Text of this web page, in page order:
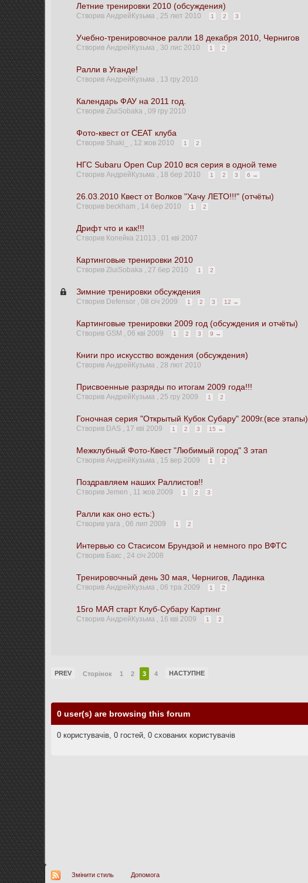
Летние тренировки 2010 (обсуждения)
Створив АндрейКузьма , 25 лют 2010 1 2 3
Учебно-тренировочное ралли 18 декабря 2010, Чернигов
Створив АндрейКузьма , 30 лис 2010 1 2
Ралли в Уганде!
Створив АндрейКузьма , 13 гру 2010
Календарь ФАУ на 2011 год.
Створив ZluiSobaka ,09 гру 2010
Фото-квест от СЕАТ клуба
Створив Shaki_ , 12 жов 2010 1 2
НГС Subaru Open Cup 2010 вся серия в одной теме
Створив АндрейКузьма , 18 бер 2010 1 2 3 6 →
26.03.2010 Квест от Волков "Хачу ЛЕТО!!!" (отчёты)
Створив beckham , 14 бер 2010 1 2
Дрифт что и как!!!
Створив Копейка 21013 ,01 кві 2007
Картинговые тренировки 2010
Створив ZluiSobaka , 27 бер 2010 1 2
Зимние тренировки обсуждения
Створив Defensor ,08 січ 2009 1 2 3 12 →
Картинговые тренировки 2009 год (обсуждения и отчёты)
Створив GSM ,06 кві 2009 1 2 3 9 →
Книги про искусство вождения (обсуждения)
Створив АндрейКузьма , 28 лют 2010
Присвоенные разряды по итогам 2009 года!!!
Створив АндрейКузьма , 25 гру 2009 1 2
Гоночная серия "Открытый Кубок Субару" 2009г.(все этапы)
Створив DAS , 17 кві 2009 1 2 3 15 →
Межклубный Фото-Квест "Любимый город" 3 этап
Створив АндрейКузьма , 15 вер 2009 1 2
Поздравляем наших Раллистов!!
Створив Jemen , 11 жов 2009 1 2 3
Ралли как оно есть:)
Створив yara ,06 лип 2009 1 2
Интервью со Стасисом Брундзой и немного про ВФТС
Створив Бакс , 24 січ 2008
Тренировочный день 30 мая, Чернигов, Ладинка
Створив АндрейКузьма ,06 тра 2009 1 2
15го МАЯ старт Клуб-Субару Картинг
Створив АндрейКузьма , 16 кві 2009 1 2
PREV Сторінок 1 2 3 4 НАСТУПНЕ
0 user(s) are browsing this forum
0 користувачів, 0 гостей, 0 схованих користувачів
Змінити стиль Допомога